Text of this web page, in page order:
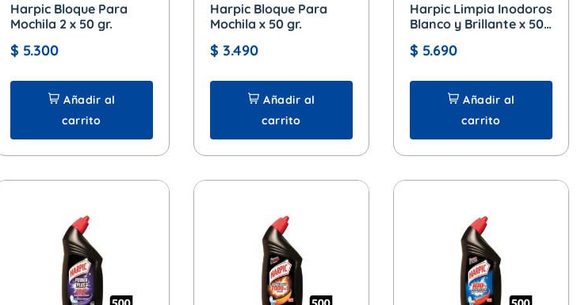
Harpic Bloque Para
Mochila 2 x 50 gr.
$ 5.300
Añadir al
carrito
Harpic Bloque Para
Mochila x 50 gr.
$ 3.490
Añadir al
carrito
Harpic Limpia Inodoros
Blanco y Brillante x 500
$ 5.690
Añadir al
carrito